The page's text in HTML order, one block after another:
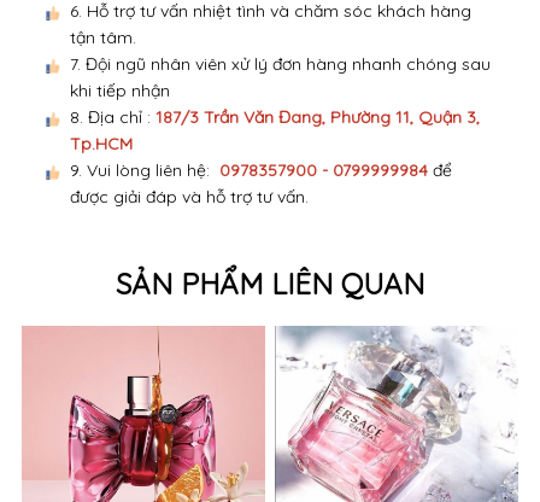
6. Hỗ trợ tư vấn nhiệt tình và chăm sóc khách hàng
tận tâm.
7. Đội ngũ nhân viên xử lý đơn hàng nhanh chóng sau
khi tiếp nhận
8. Địa chỉ : 187/3 Trần Văn Đang, Phường 11, Quận 3,
Tp.HCM
9. Vui lòng liên hệ: 0978357900 - 0799999984 để
được giải đáp và hỗ trợ tư vấn.
SẢN PHẨM LIÊN QUAN